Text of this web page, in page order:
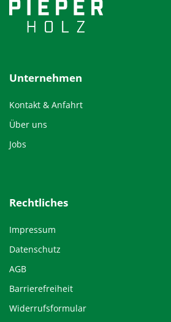
Unternehmen
Kontakt & Anfahrt
Über uns
Jobs
Rechtliches
Impressum
Datenschutz
AGB
Barrierefreiheit
Widerrufsformular